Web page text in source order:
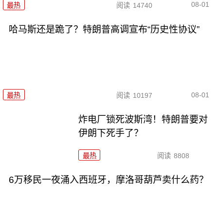
最热 阅读 14740 08-01
哈马斯还是跪了？特朗普高调宣布“历史性协议”
最热 阅读 10197 08-01
炸电厂锁死波斯湾！特朗普要对
伊朗下死手了？
最热 阅读 8808
6万移民一夜涌入西班牙，摩洛哥葫芦卖什么药？